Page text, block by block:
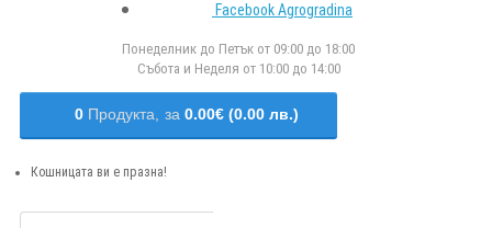
Facebook Agrogradina
Понеделник до Петък от 09:00 до 18:00
Събота и Неделя от 10:00 до 14:00
0 Продукта, за 0.00€ (0.00 лв.)
Кошницата ви е празна!